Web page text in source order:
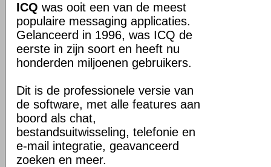
ICQ was ooit een van de meest
populaire messaging applicaties.
Gelanceerd in 1996, was ICQ de
eerste in zijn soort en heeft nu
honderden miljoenen gebruikers.
Dit is de professionele versie van
de software, met alle features aan
boord als chat,
bestandsuitwisseling, telefonie en
e-mail integratie, geavanceerd
zoeken en meer.